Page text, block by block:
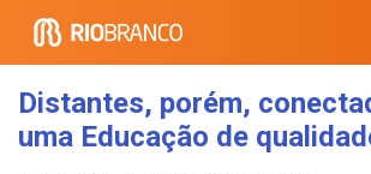
Distantes, porém,
uma Educação de